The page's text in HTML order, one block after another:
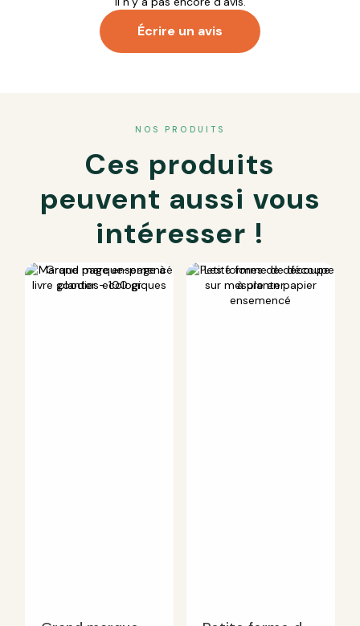
Écrire un avis
Votre adresse e-mail ne sera pas publiée.
*
Nom*
NOS PRODUITS
Ces produits
peuvent aussi vous
intéresser !